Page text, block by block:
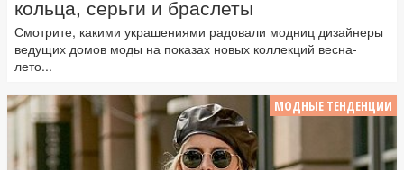
кольца, серьги и браслеты
Смотрите, какими украшениями радовали модниц дизайнеры
ведущих домов моды на показах новых коллекций весна-
лето...
МОДНЫЕ ТЕНДЕНЦИИ